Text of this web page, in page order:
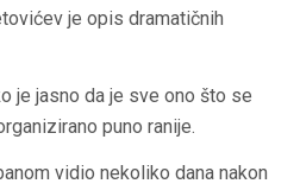
je opis dramatičnih
je jasno da je sve ono što se
puno ranije.
vidio nekoliko dana nakon